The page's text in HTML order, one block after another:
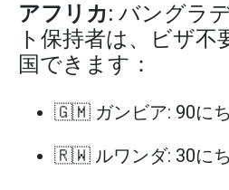
アフリカ: バングラ
ト保持者は、ビザ不
国できます：
🇬🇲 ガンビア: 90にち
🇷🇼 ルワンダ: 30にち